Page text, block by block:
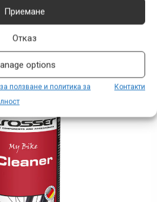
Приемане
Отказ
options
ползване и политика за
Контакти